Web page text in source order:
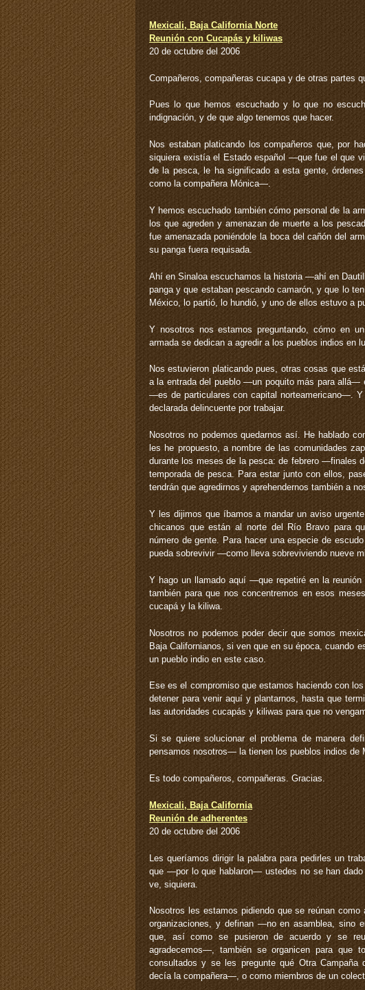
Mexicali, Baja California Norte
Reunión con Cucapás y kiliwas
20 de octubre del 2006
Compañeros, compañeras cucapa y de otras partes
Pues lo que hemos escuchado y lo que no
indignación, y de que algo tenemos que hacer.
Nos estaban platicando los compañeros que, por
siquiera existía el Estado español —que fue el que
de la pesca, le ha significado a esta gente,
como la compañera Mónica—.
Y hemos escuchado también cómo personal de la
los que agreden y amenazan de muerte a los
fue amenazada poniéndole la boca del cañón del
su panga fuera requisada.
Ahí en Sinaloa escuchamos la historia —ahí en
panga y que estaban pescando camarón, y que lo
México, lo partió, lo hundió, y uno de ellos estuvo a
Y nosotros nos estamos preguntando, cómo en
armada se dedican a agredir a los pueblos indios en
Nos estuvieron platicando pues, otras cosas que
a la entrada del pueblo —un poquito más para allá—
—es de particulares con capital norteamericano—.
declarada delincuente por trabajar.
Nosotros no podemos quedarnos así. He hablado
les he propuesto, a nombre de las comunidades
durante los meses de la pesca: de febrero —finales
temporada de pesca. Para estar junto con ellos,
tendrán que agredirnos y aprehendernos también a
Y les dijimos que íbamos a mandar un aviso
chicanos que están al norte del Río Bravo para
número de gente. Para hacer una especie de
pueda sobrevivir —como lleva sobreviviendo nueve
Y hago un llamado aquí —que repetiré en la
también para que nos concentremos en esos
cucapá y la kiliwa.
Nosotros no podemos poder decir que somos
Baja Californianos, si ven que en su época, cuando
un pueblo indio en este caso.
Ese es el compromiso que estamos haciendo con
detener para venir aquí y plantarnos, hasta que
las autoridades cucapás y kiliwas para que no
Si se quiere solucionar el problema de manera
pensamos nosotros— la tienen los pueblos indios de
Es todo compañeros, compañeras. Gracias.
Mexicali, Baja California
Reunión de adherentes
20 de octubre del 2006
Les queríamos dirigir la palabra para pedirles un
que —por lo que hablaron— ustedes no se han
ve, siquiera.
Nosotros les estamos pidiendo que se reúnan
organizaciones, y definan —no en asamblea, sino
que, así como se pusieron de acuerdo y se
agradecemos—, también se organicen para que
consultados y se les pregunte qué Otra
decía la compañera—, o como miembros de un